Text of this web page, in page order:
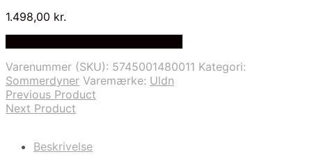
1.498,00 kr.
Varenummer (SKU): 5745001480011 Kategori:
Sommerdyner Varemærke: Uldn
Previous Product
Next Product
Beskrivelse